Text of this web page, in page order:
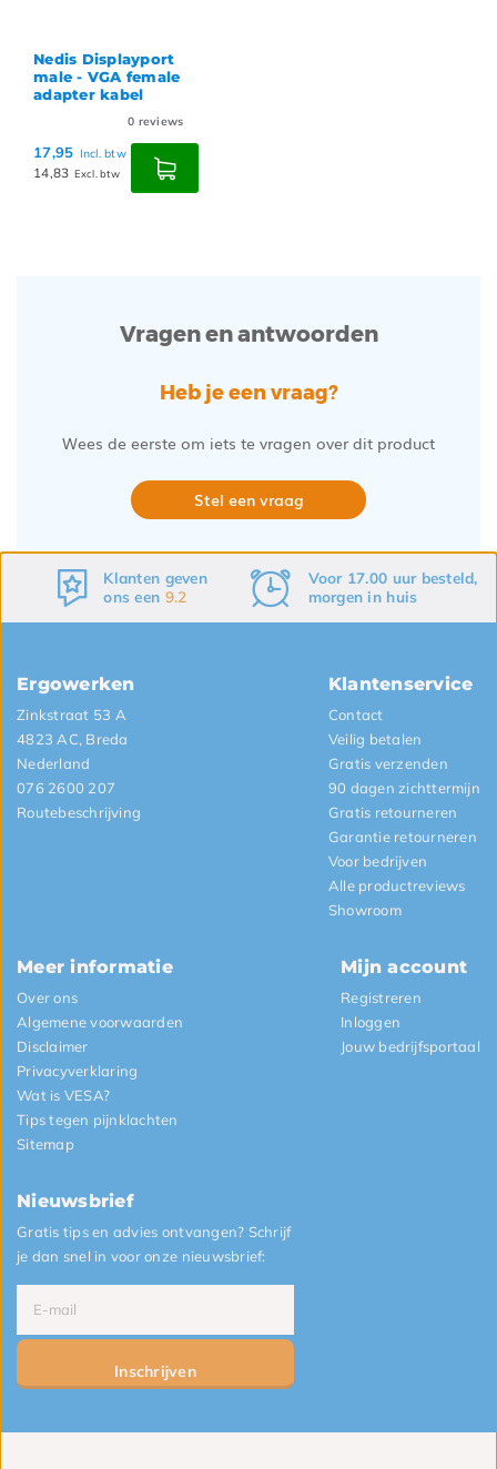
Nedis Displayport
male - VGA female
adapter kabel
0 reviews
17,95 Incl. btw
14,83 Excl. btw
Vragen en antwoorden
Heb je een vraag?
Wees de eerste om iets te vragen over dit product
Stel een vraag
Voor 17.00 uur besteld,
morgen in huis
Gratisverzenden
&retourneren
Ergowerken
Zinkstraat 53 A
4823 AC, Breda
Nederland
076 2600 207
Routebeschrijving
Klantenservice
Contact
Veilig betalen
Gratis verzenden
90 dagen zichttermijn
Gratis retourneren
Garantie retourneren
Voor bedrijven
Alle productreviews
Showroom
Meer informatie
Over ons
Algemene voorwaarden
Disclaimer
Privacyverklaring
Wat is VESA?
Tips tegen pijnklachten
Sitemap
Mijn account
Registreren
Inloggen
Jouw bedrijfsportaal
Nieuwsbrief
Gratis tips en advies ontvangen? Schrijf
je dan snel in voor onze nieuwsbrief:
Inschrijven